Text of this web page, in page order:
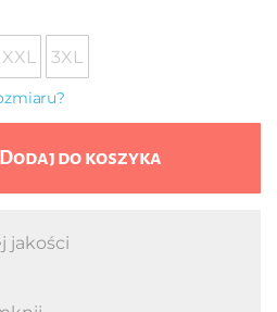
XXL 3XL
Dodaj do koszyka
jakości